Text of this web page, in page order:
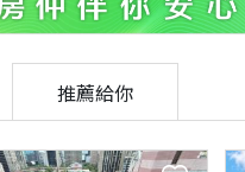
推薦給你